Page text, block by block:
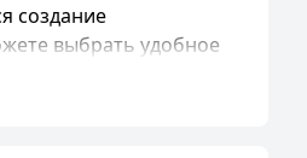
создание
выбрать удобное